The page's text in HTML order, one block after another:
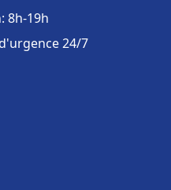
8h-19h
24/7